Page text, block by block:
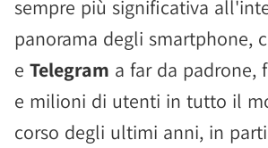
sempre più significativa
panorama degli smartphone,
e Telegram a far da padrone,
e milioni di utenti in tutto il
corso degli ultimi anni, in